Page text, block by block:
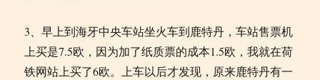
3、早上到海牙中央车站坐火车到鹿特丹，车站售票机
上买是7.5欧，因为加了纸质票的成本1.5欧，我就在荷
铁网站上买了6欧。上车以后才发现，原来鹿特丹有一